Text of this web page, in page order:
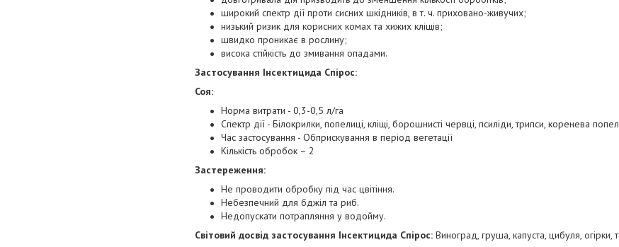
широкий спектр дії проти сисних шкідників, в т. ч. приховано-живучих;
низький ризик для корисних комах та хижих кліщів;
швидко проникає в рослину;
висока стійкість до змивання опадами.
Застосування Інсектицида Спірос:
Соя:
Норма витрати - 0,3-0,5 л/га
Спектр дії - Білокрилки, попелиці, кліщі, борошнисті червці, псиліди, трипси, коренева
Час застосування - Обприскування в період вегетації
Кількість обробок – 2
Застереження:
Не проводити обробку під час цвітіння.
Небезпечний для бджіл та риб.
Недопускати потрапляння у водойму.
Світовий досвід застосування Інсектицида Спірос: Виноград, груша, капуста, цибуля, огірки,